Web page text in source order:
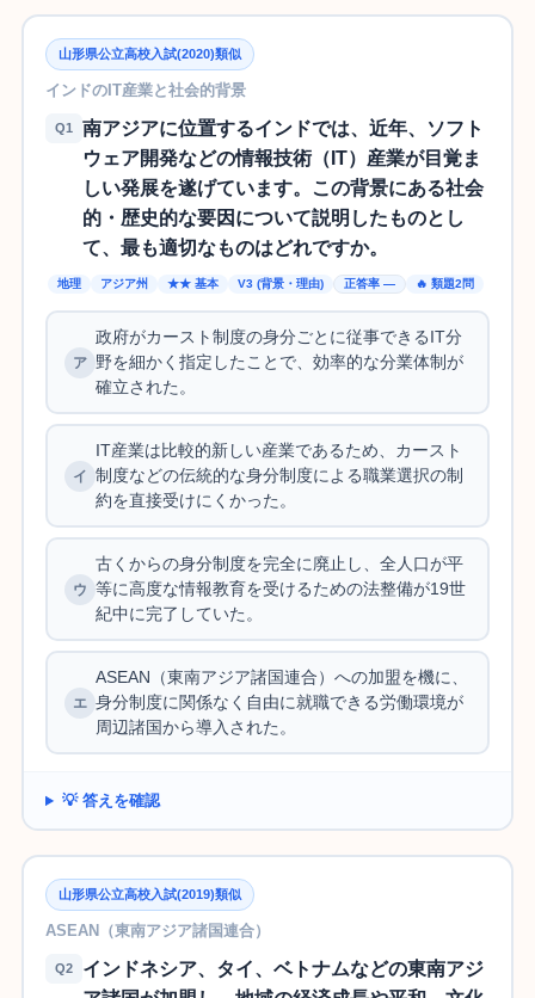
山形県公立高校入試(2020)類似
インドのIT産業と社会的背景
Q1
南アジアに位置するインドでは、近年、ソフト
ウェア開発などの情報技術（IT）産業が目覚ま
しい発展を遂げています。この背景にある社会
的・歴史的な要因について説明したものとし
て、最も適切なものはどれですか。
地理 アジア州 ★★ 基本 V3 (背景・理由) 正答率 — 🔥 類題2問
政府がカースト制度の身分ごとに従事できるIT分
野を細かく指定したことで、効率的な分業体制が
確立された。
IT産業は比較的新しい産業であるため、カースト
制度などの伝統的な身分制度による職業選択の制
約を直接受けにくかった。
古くからの身分制度を完全に廃止し、全人口が平
等に高度な情報教育を受けるための法整備が19世
紀中に完了していた。
ASEAN（東南アジア諸国連合）への加盟を機に、
身分制度に関係なく自由に就職できる労働環境が
周辺諸国から導入された。
💡 答えを確認
山形県公立高校入試(2019)類似
ASEAN（東南アジア諸国連合）
Q2
インドネシア、タイ、ベトナムなどの東南アジ